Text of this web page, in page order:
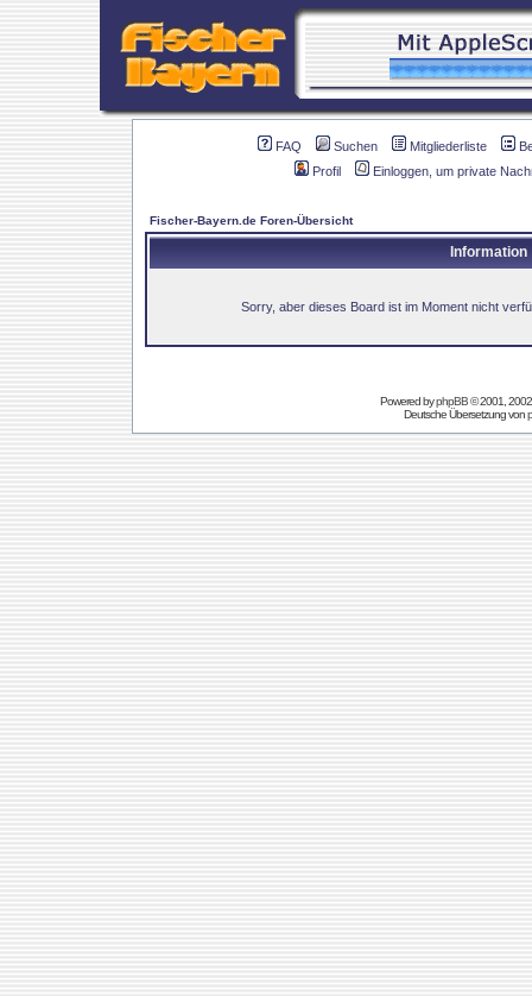
FAQ Suchen Mitgliederliste
Profil
Einloggen, um private
Fischer-Bayern.de Foren-Übersicht
Information
Sorry, aber dieses Board ist im Moment nicht
Powered byphpBB© 2001,
Deutsche Übersetzung von